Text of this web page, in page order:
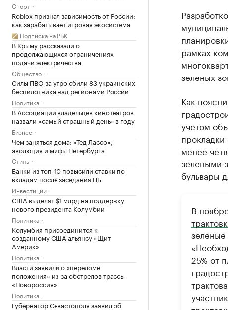
Спорт
Roblox признал зависимость от России:
как зарабатывает игровая экосистема
Подписка на РБК
В Крыму рассказали о
продолжающихся ограничениях
подачи электричества
Общество
Силы ПВО за утро сбили 83 украинских
беспилотника над регионами России
Политика
В Ассоциации владельцев кинотеатров
назвали «самый страшный день» в году
Бизнес
Чем заняться дома: «Тед Лассо»,
эволюция и мифы Петербурга
Стиль
Банки из топ-10 повысили ставки по
вкладам после заседания ЦБ
Инвестиции
США выделят $1 млрд на поддержку
нового президента Колумбии
Политика
Колумбия присоединится к
созданному США альянсу «Щит
Америк»
Политика
Власти заявили о «переломе
положения» из-за обстрелов трассы
«Новороссия»
Политика
Губернатор Севастополя заявил об
рамках
зеленых
Как
учетом
менее
зелеными
бульвары
В
зеленые
25% от